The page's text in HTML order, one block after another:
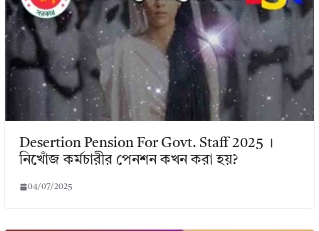
Desertion Pension For Govt. Staff 2025 ।
নিখোঁজ কর্মচারীর পেনশন কখন করা হয়?
04/07/2025